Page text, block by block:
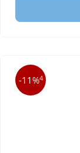
-11%4